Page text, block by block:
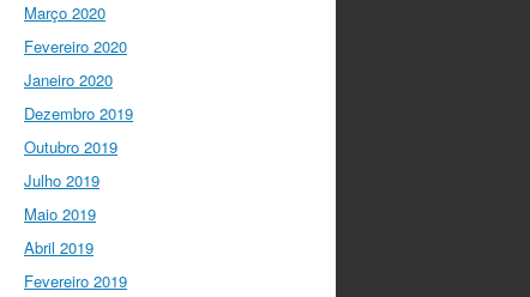
I Gulbenkian Ciência
Great honor
to have
appointed
@ERC_Research
@IGCiencia
twitter.com/i/web/status/1…
Março 2020
Fevereiro 2020
Janeiro 2020
Dezembro 2019
Outubro 2019
Julho 2019
Maio 2019
Abril 2019
Fevereiro 2019